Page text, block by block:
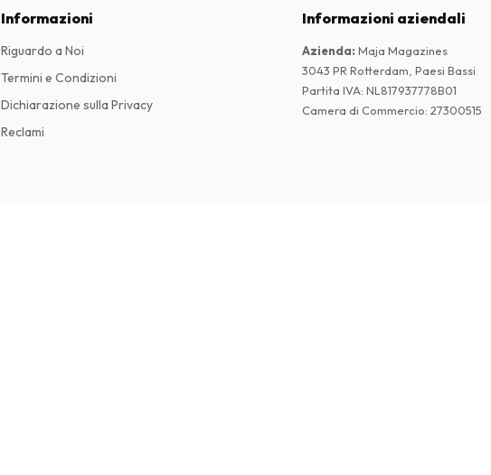
Informazioni
Riguardo a Noi
Termini e Condizioni
Dichiarazione sulla Privacy
Reclami
Informazioni aziendali
Azienda: Maja Magazines
3043 PR Rotterdam, Paesi Bassi
Partita IVA: NL817937778B01
Camera di Commercio: 27300515